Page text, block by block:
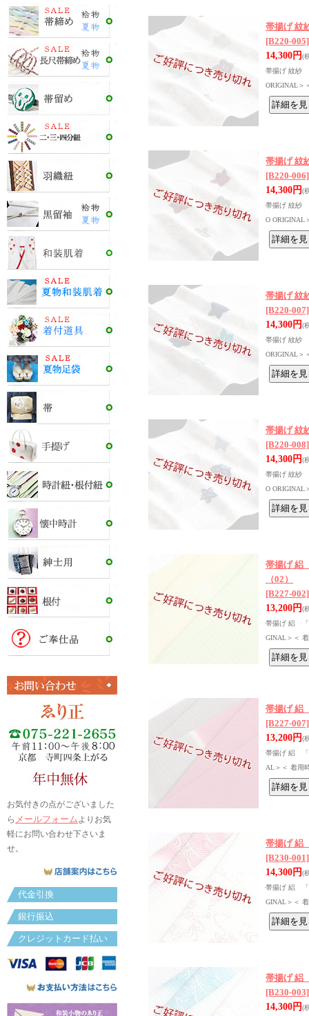
お気付きの点がございました
ら メールフォームよりお気
軽にお問い合わせ下さいま
せ。
代金引換
銀行振込
クレジットカード払い
帯揚げ 紋
[B220-005]
14,300円(
帯揚げ 紋紗
ORIGINAL＞
帯揚げ 紋
[B220-006]
14,300円(
帯揚げ 紋紗
O ORIGINAL
帯揚げ 紋
[B220-007]
14,300円(
帯揚げ 紋紗
ORIGINAL＞
帯揚げ 紋
[B220-008]
14,300円(
帯揚げ 紋紗
O ORIGINAL
帯揚げ 絽
（02）
[B227-002]
13,200円(
帯揚げ 絽 「
GINAL＞＜
帯揚げ 絽
[B227-007]
13,200円(
帯揚げ 絽 「
AL＞＜ 着用
帯揚げ 絽
[B230-001]
14,300円(
帯揚げ 絽 「
GINAL＞＜
帯揚げ 絽
[B230-003]
14,300円(